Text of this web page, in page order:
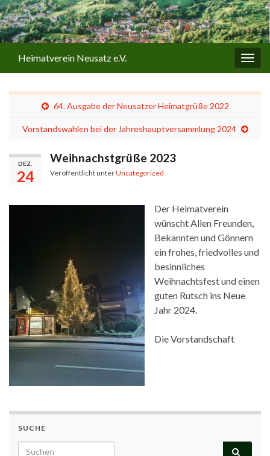
Heimatverein Neusatz e.V.
64. Ausgabe der Neusatzer Heimatgrüße 2022
Vorstandswahlen bei der Jahreshauptversammlung 2024
DEZ.
24
Weihnachstgrüße 2023
Veröffentlicht unterUncategorized
Der Heimatverein
wünscht Allen Freunden,
Bekannten und Gönnern
ein frohes, friedvolles und
besinnliches
Weihnachtsfest und einen
guten Rutsch ins Neue
Jahr 2024.
Die Vorstandschaft
SUCHE
Search for: